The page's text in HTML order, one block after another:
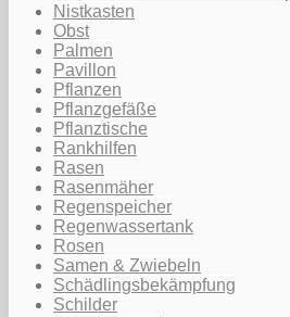
Nistkasten
Obst
Palmen
Pavillon
Pflanzen
Pflanzgefäße
Pflanztische
Rankhilfen
Rasen
Rasenmäher
Regenspeicher
Regenwassertank
Rosen
Samen & Zwiebeln
Schädlingsbekämpfung
Schilder